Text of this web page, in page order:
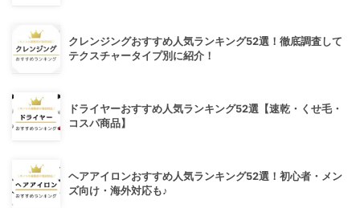
クレンジングおすすめ人気ランキング52選！徹底調査して
テクスチャータイプ別に紹介！
ドライヤーおすすめ人気ランキング52選【速乾・くせ毛・
コスパ商品】
ヘアアイロンおすすめ人気ランキング52選！初心者・メン
ズ向け・海外対応も♪